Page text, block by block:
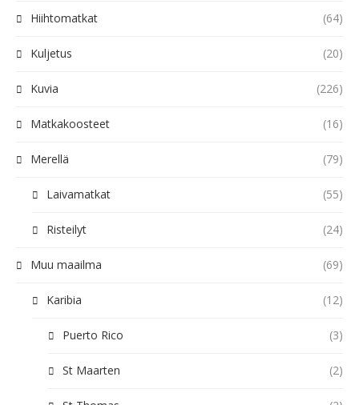
Hiihtomatkat (64)
Kuljetus (20)
Kuvia (226)
Matkakoosteet (16)
Merellä (79)
Laivamatkat (55)
Risteilyt (24)
Muu maailma (69)
Karibia (12)
Puerto Rico (3)
St Maarten (2)